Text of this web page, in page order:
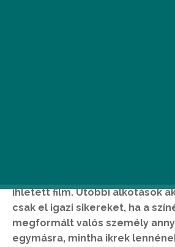
ihletett film. Utóbbi alkotások
csak el igazi sikereket, ha a
megformált valós személy
egymásra, mintha ikrek